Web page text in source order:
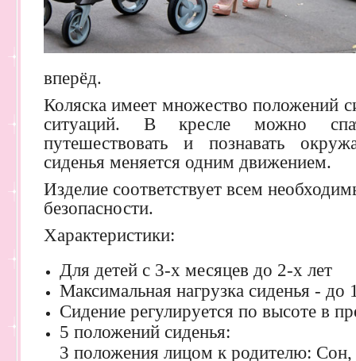
вперёд.
Коляска имеет множество положений
ситуаций. В кресле можно
путешествовать и познавать
сиденья меняется одним движением.
Изделие соответствует всем
безопасности.
Характеристики:
Для детей с 3-х месяцев до 2-х лет
Максимальная нагрузка сиденья - до
Сидение регулируется по высоте в
5 положений сиденья:
3 положения лицом к родителю: